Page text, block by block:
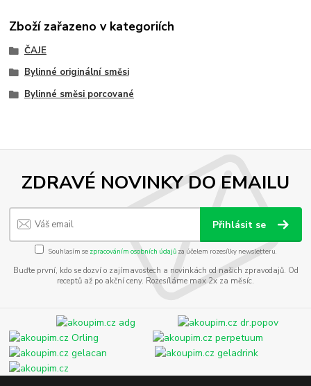
Zboží zařazeno v kategoriích
ČAJE
Bylinné originální směsi
Bylinné směsi porcované
ZDRAVÉ NOVINKY DO EMAILU
Přihlásit se
Souhlasím se zpracováním osobních údajůza účelem rozesílky newsletteru.
Buďte první, kdo se dozví o zajímavostech a novinkách od našich zpravodajů. Od
receptů až po akční ceny. Rozesíláme max 2x za měsíc.